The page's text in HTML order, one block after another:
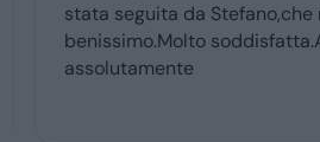
stata seguita da Stefano,che
benissimo.Molto
assolutamente